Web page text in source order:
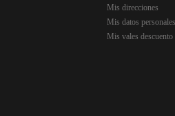
Mis direcciones
Mis datos personales
Mis vales descuento